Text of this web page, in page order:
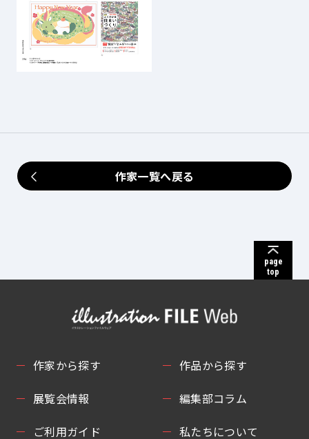
作家一覧へ戻る
page
top
作家から探す
作品から探す
展覧会情報
編集部コラム
ご利用ガイド
私たちについて